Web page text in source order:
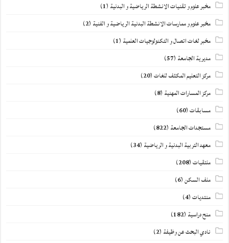
مخبر علوم و تقنيات الانشطة الرياضية و البدنية (1)
مخبر علوم و ممارسات الانشطة البدنية الرياضية و الفنية (2)
مخبر لغات اتصال و التكنولوجيات العلمية (1)
مديرية الجامعة (57)
مركز التعليم المكثف للغات(20)
مركز المسارات المهنية (8)
مسابقات(60)
مستجدات الجامعة (822)
معهد التربية البدنية و الرياضية (34)
ملتقيات(208)
ملف السكن(6)
منتديات(4)
منح دراسية (182)
نادي البحث عن وظيفة (2)